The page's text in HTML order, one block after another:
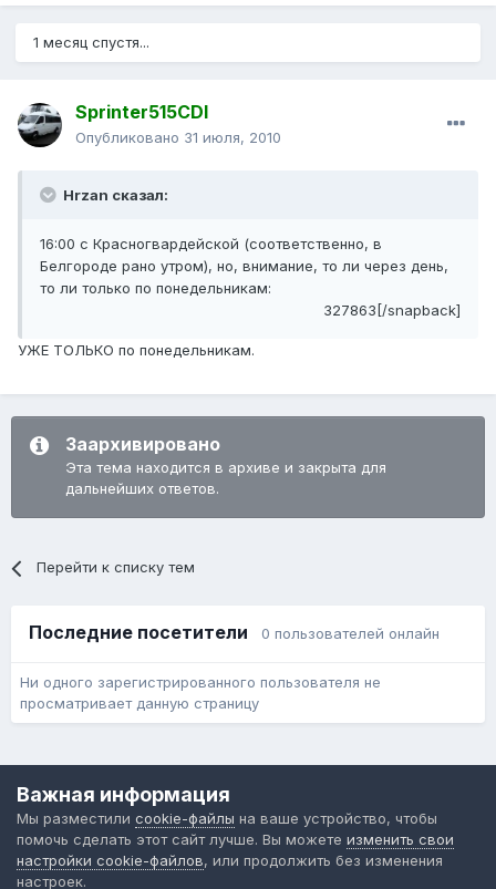
1 месяц спустя...
Sprinter515CDI
Опубликовано 31 июля, 2010
Hrzan сказал:
16:00 с Красногвардейской (соответственно, в
Белгороде рано утром), но, внимание, то ли через день,
то ли только по понедельникам:
327863[/snapback]
УЖЕ ТОЛЬКО по понедельникам.
Заархивировано
Эта тема находится в архиве и закрыта для
дальнейших ответов.
Перейти к списку тем
Последние посетители 0 пользователей онлайн
Ни одного зарегистрированного пользователя не
просматривает данную страницу
Форум общественного транспорта
Powered by Invision Community
Важная информация
Мы разместили cookie-файлы на ваше устройство, чтобы
помочь сделать этот сайт лучше. Вы можете изменить свои
настройки cookie-файлов, или продолжить без изменения
настроек.